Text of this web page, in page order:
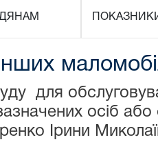
для
осіб або
Ірини